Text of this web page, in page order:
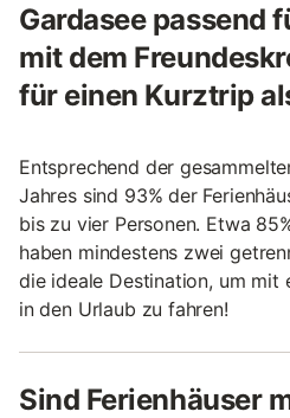
Gardasee passend
mit dem
für einen Kurztrip
Entsprechend der
Jahres sind 93% der
bis zu vier Personen. Etwa
haben mindestens zwei
die ideale Destination, um mit
in den Urlaub zu fahren!
Sind Ferienhäuser